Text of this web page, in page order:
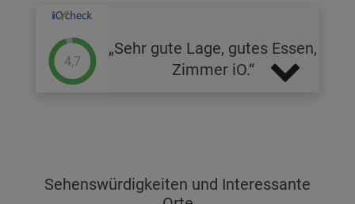
4,7
Sehr gute Lage, gutes Essen,
Zimmer iO.
Sehenswürdigkeiten und Interessante